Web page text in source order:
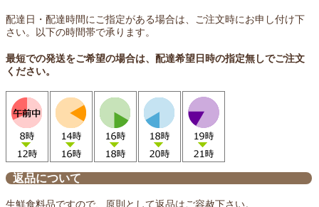
配達日・配達時間にご指定がある場合は、ご注文時にお申し付け下
さい。以下の時間帯で承ります。
最短での発送をご希望の場合は、配達希望日時の指定無しでご注文
ください。
返品について
生鮮食料品ですので、原則として返品はご容赦下さい。